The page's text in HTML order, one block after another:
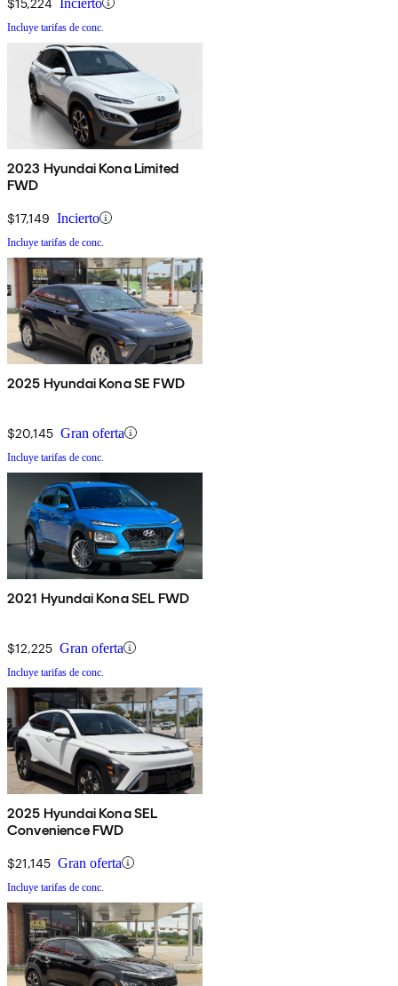
Incluye tarifas de conc.
2023 Hyundai Kona Limited
FWD
$17,149 Incierto
Incluye tarifas de conc.
2025 Hyundai Kona SE FWD
$20,145 Gran oferta
Incluye tarifas de conc.
2021 Hyundai Kona SEL FWD
$12,225 Gran oferta
Incluye tarifas de conc.
2025 Hyundai Kona SEL
Convenience FWD
$21,145 Gran oferta
Incluye tarifas de conc.